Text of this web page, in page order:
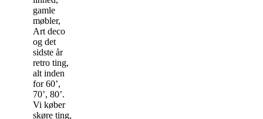
gamle
møbler,
Art deco
og det
sidste år
retro ting,
alt inden
for 60’,
70’, 80’.
Vi køber
skøre ting,